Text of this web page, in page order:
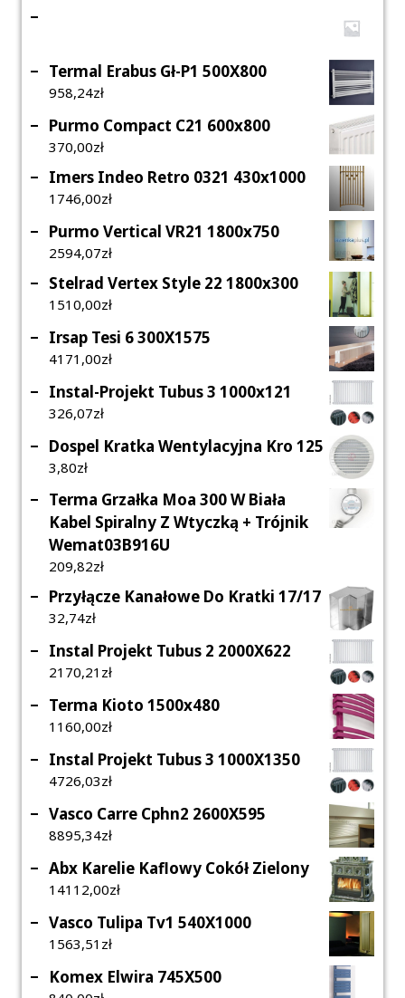
Termal Erabus Gł-P1 500X800
958,24Zł
Purmo Compact C21 600x800
370,00Zł
Imers Indeo Retro 0321 430x1000
1746,00Zł
Purmo Vertical VR21 1800x750
2594,07Zł
Stelrad Vertex Style 22 1800x300
1510,00Zł
Irsap Tesi 6 300X1575
4171,00Zł
Instal-Projekt Tubus 3 1000x121
326,07Zł
Dospel Kratka Wentylacyjna Kro 125
3,80Zł
Terma Grzałka Moa 300 W Biała
Kabel Spiralny Z Wtyczką + Trójnik
Wemat03B916U
209,82Zł
Przyłącze Kanałowe Do Kratki 17/17
32,74Zł
Instal Projekt Tubus 2 2000X622
2170,21 Zł
Terma Kioto 1500x480
1160,00Zł
Instal Projekt Tubus 3 1000X1350
4726,03Zł
Vasco Carre Cphn2 2600X595
8895,34Zł
Abx Karelie Kaflowy Cokół Zielony
14112,00Zł
Vasco Tulipa Tv1 540X1000
1563,51 Zł
Komex Elwira 745X500